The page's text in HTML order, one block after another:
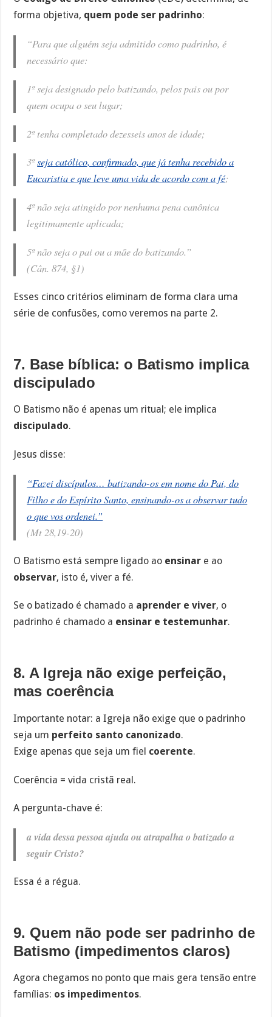
forma objetiva, quem pode ser padrinho:
“Para que alguém seja admitido como padrinho, é
necessário que:
1º seja designado pelo batizando, pelos pais ou por
quem ocupa o seu lugar;
2º tenha completado dezesseis anos de idade;
3ºseja católico, confirmado, que já tenha recebido a
Eucaristia e que leve uma vida de acordo com a fé;
4º não seja atingido por nenhuma pena canônica
legitimamente aplicada;
5º não seja o pai ou a mãe do batizando.”
(Cân. 874, §1)
Esses cinco critérios eliminam de forma clara uma
série de confusões, como veremos na parte 2.
7. Base bíblica: o Batismo implica
discipulado
O Batismo não é apenas um ritual; ele implica
discipulado.
Jesus disse:
“Fazei discípulos… batizando-os em nome do Pai, do
Filho e do Espírito Santo, ensinando-os a observar tudo
o que vos ordenei.”
(Mt 28,19-20)
O Batismo está sempre ligado ao ensinar e ao
observar, isto é, viver a fé.
Se o batizado é chamado a aprender e viver, o
padrinho é chamado a ensinar e testemunhar.
8. A Igreja não exige perfeição,
mas coerência
Importante notar: a Igreja não exige que o padrinho
seja um perfeito santo canonizado.
Exige apenas que seja um fiel coerente.
Coerência = vida cristã real.
A pergunta-chave é:
a vida dessa pessoa ajuda ou atrapalha o batizado a
seguir Cristo?
Essa é a régua.
9. Quem não pode ser padrinho de
Batismo (impedimentos claros)
Agora chegamos no ponto que mais gera tensão entre
famílias: os impedimentos.